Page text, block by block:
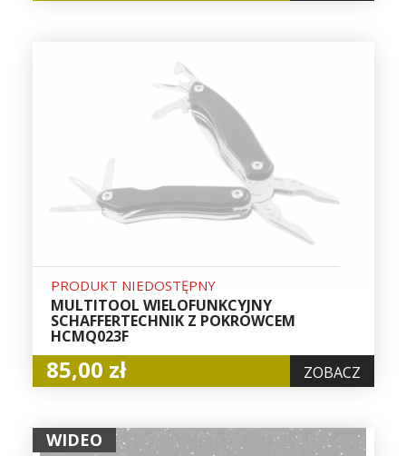
PRODUKT NIEDOSTĘPNY
MULTITOOL WIELOFUNKCYJNY
SCHAFFERTECHNIK Z POKROWCEM
HCMQ023F
85,00 zł ZOBACZ
WIDEO